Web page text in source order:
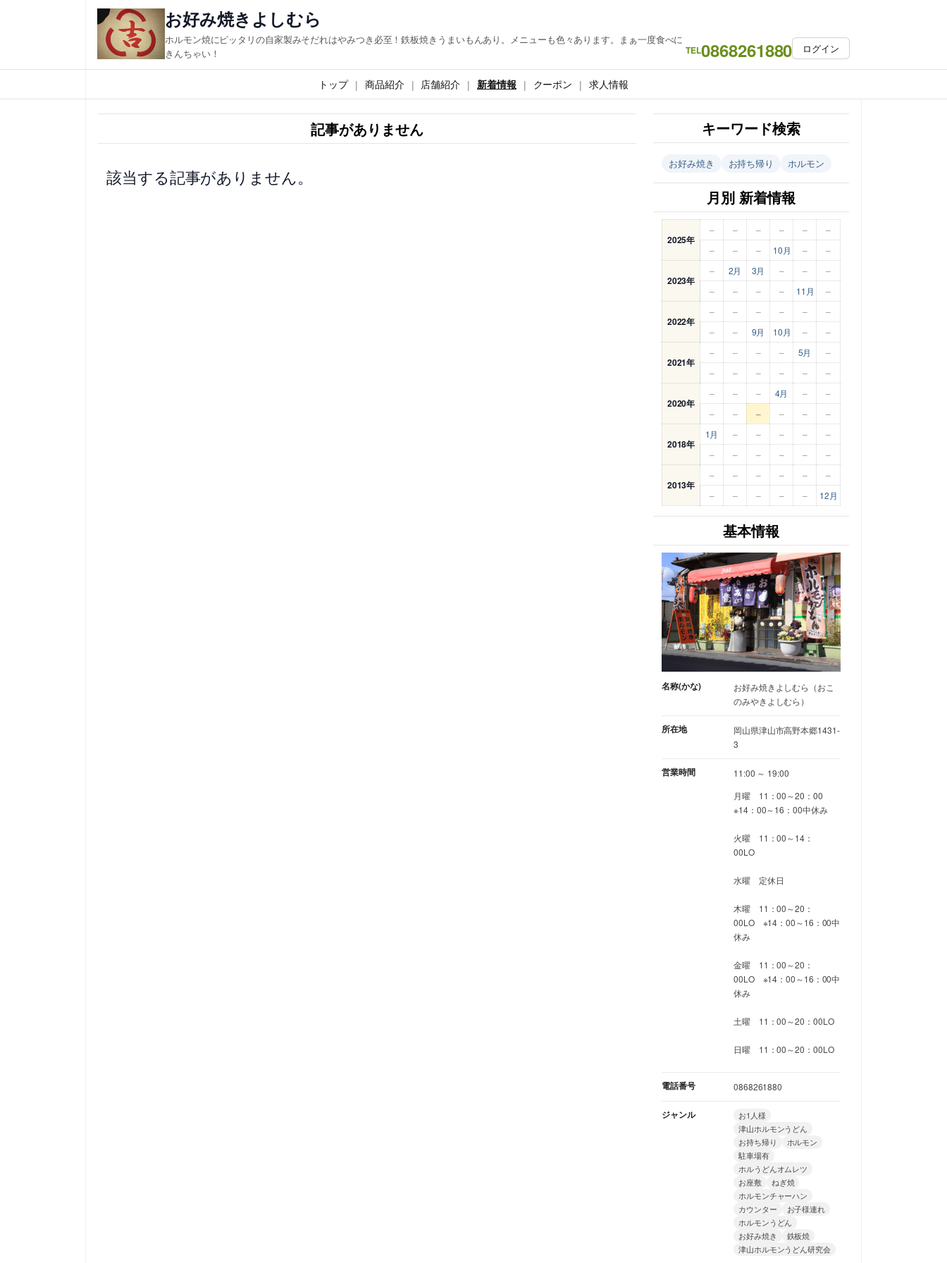
ス
キ
お好み焼きよしむら
ホルモン焼にピッタリの自家製みそだれはやみつき必至！鉄板焼きうまいもんあり。メニューも色々あります。まぁ一度食べに
きんちゃい！
TEL0868261880 ログイン
トップ 商品紹介 店舗紹介 新着情報 クーポン 求人情報
記事がありません
該当する記事がありません。
キーワード検索
お好み焼き お持ち帰り ホルモン
月別 新着情報
2025年
– – – – –
–
–
– – 10月 – –
2023年
– 2月 3月 – –
–
–
– – – 11月 –
2022年
– – – – –
–
–
– 9月 10月 – –
2021年
– – – – 5月
–
–
– – – – –
2020年
– – – 4月 –
–
–
– – – – –
2018年
1月 – – – –
–
–
– – – – –
2013年
– – – – –
–
–
– – – – 12月
基本情報
名称(かな)
お好み焼きよしむら（おこ
のみやきよしむら）
所在地
岡山県津山市高野本郷1431-
3
営業時間
11:00 ～ 19:00
月曜 11：00～20：00
※14：00～16：00中休み
火曜 11：00～14：
00LO
水曜 定休日
木曜 11：00～20：
00LO ※14：00～16：00中
休み
金曜 11：00～20：
00LO ※14：00～16：00中
休み
土曜 11：00～20：00LO
日曜 11：00～20：00LO
電話番号 0868261880
ジャンル
お1人様
津山ホルモンうどん
お持ち帰り
ホルモン
駐車場有
ホルうどんオムレツ
お座敷
ねぎ焼
ホルモンチャーハン
カウンター
お子様連れ
ホルモンうどん
お好み焼き
鉄板焼
津山ホルモンうどん研究会